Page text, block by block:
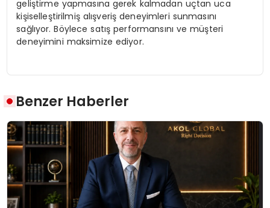
geliştirme yapmasına gerek kalmadan uçtan uca
kişiselleştirilmiş alışveriş deneyimleri sunmasını
sağlıyor. Böylece satış performansını ve müşteri
deneyimini maksimize ediyor.
Benzer Haberler